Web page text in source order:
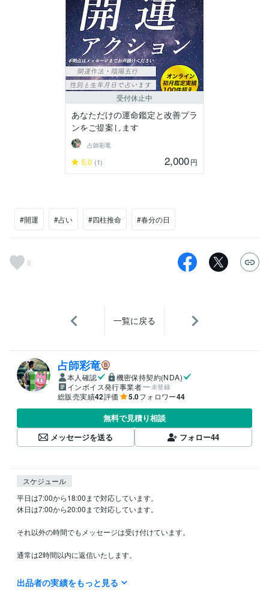
受付休止中
あなただけの運命鑑定と改善プラ
ンをご提案します
占師彩竜
5.0 (1) 2,000円
#開運 #占い #四柱推命 #春分の日
8
一覧に戻る
占師彩竜
本人確認
機密保持契約(NDA)
インボイス発行事業者
未登録
総販売実績42評価 5.0フォロワー44
無料で見積り相談
メッセージを送る
フォロー44
スケジュール
平日は7:00から18:00まで対応しています。
休日は7:00から20:00まで対応しています。
それ以外の時間でもメッセージは受け付けています。
通常は2時間以内に返信いたします。
詳細を頂いた後、PDF鑑定書は原則48時間以内に送信します（相性占い
等二人の場合は72～96時間）。
出品者の実績をもっと見る